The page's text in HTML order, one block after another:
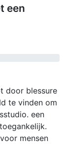
een
door blessure
te vinden om
een
mensen